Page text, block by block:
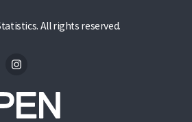
All rights reserved.